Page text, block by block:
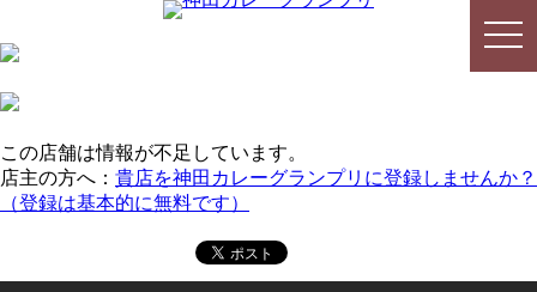
この店舗は情報が不足しています。
店主の方へ： 貴店を神田カレーグランプリに登録しませんか？
（登録は基本的に無料です）